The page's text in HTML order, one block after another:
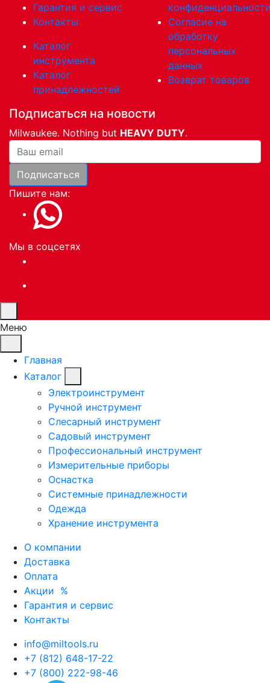
Гарантия и сервис
Контакты
Каталог
инструмента
Каталог
принадлежностей
Согласие на
обработку
персональных
данных
Возврат товаров
Подписаться на новости
Milwaukee. Nothing but HEAVY DUTY.
Ваша почта
Подписаться
Пишите нам:
Мы в соцсетях
Меню
Главная
Каталог
Электроинструмент
Ручной инструмент
Слесарный инструмент
Садовый инструмент
Профессиональный инструмент
Измерительные приборы
Оснастка
Системные принадлежности
Одежда
Хранение инструмента
О компании
Доставка
Оплата
Акции %
Гарантия и сервис
Контакты
info@miltools.ru
+7 (812) 648-17-22
+7 (800) 222-98-46